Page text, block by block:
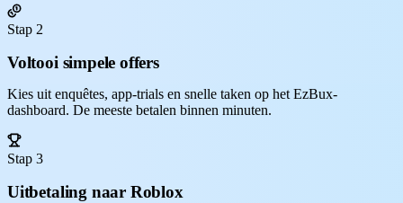
Stap 2
Voltooi simpele offers
Kies uit enquêtes, app-trials en snelle taken op het EzBux-
dashboard. De meeste betalen binnen minuten.
Stap 3
Uitbetaling naar Roblox